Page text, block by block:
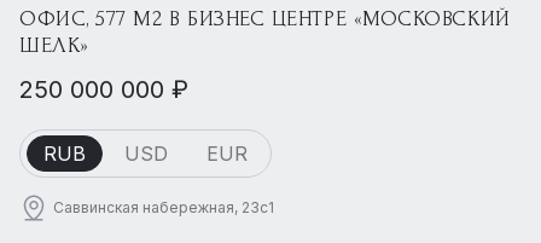
ОФИС, 577 М2 В БИЗНЕС ЦЕНТРЕ «МОСКОВСКИЙ
ШЕЛК»
250 000 000 ₽
RUB USD EUR
Саввинская набережная, 23с1